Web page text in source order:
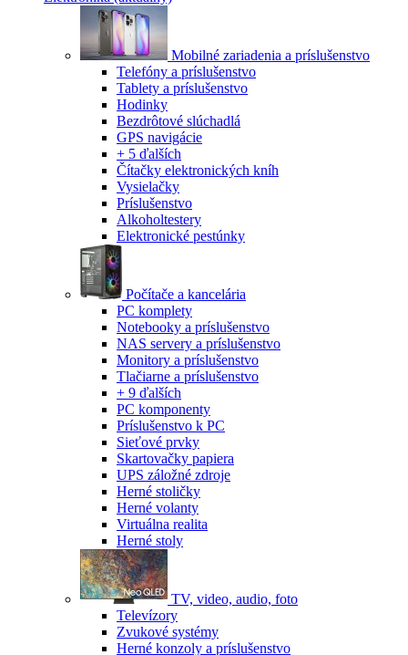
Mobilné zariadenia a príslušenstvo
Telefóny a príslušenstvo
Tablety a príslušenstvo
Hodinky
Bezdrôtové slúchadlá
GPS navigácie
+ 5 ďalších
Čítačky elektronických kníh
Vysielačky
Príslušenstvo
Alkoholtestery
Elektronické pestúnky
Počítače a kancelária
PC komplety
Notebooky a príslušenstvo
NAS servery a príslušenstvo
Monitory a príslušenstvo
Tlačiarne a príslušenstvo
+ 9 ďalších
PC komponenty
Príslušenstvo k PC
Sieťové prvky
Skartovačky papiera
UPS záložné zdroje
Herné stoličky
Herné volanty
Virtuálna realita
Herné stoly
TV, video, audio, foto
Televízory
Zvukové systémy
Herné konzoly a príslušenstvo